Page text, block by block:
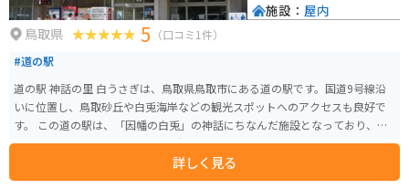
鳥取県 5 （口コミ1件）
#道の駅
道の駅 神話の里 白うさぎは、鳥取県鳥取市にある道の駅です。国道9号線沿
いに位置し、鳥取砂丘や白兎海岸などの観光スポットへのアクセスも良好で
す。 この道の駅は、「因幡の白兎」の神話にちなんだ施設となっており、白
ウサギのオブジェや、神話の世界観を表現したモニュメントなどが設置され
ています。地元の特産品を販売するショップやレストランもあり、鳥取の味
覚を楽しむこともできます。 バイクで訪れる場合、道の駅には広い駐車場が
詳しく見る
施設： 屋内